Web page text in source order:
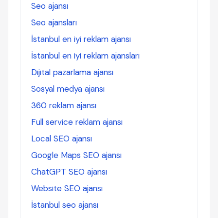
Seo ajansı
Seo ajansları
İstanbul en iyi reklam ajansı
İstanbul en iyi reklam ajansları
Dijital pazarlama ajansı
Sosyal medya ajansı
360 reklam ajansı
Full service reklam ajansı
Local SEO ajansı
Google Maps SEO ajansı
ChatGPT SEO ajansı
Website SEO ajansı
İstanbul seo ajansı